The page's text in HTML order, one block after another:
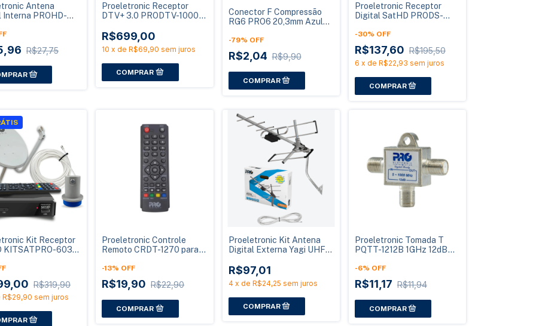
Antena
Interna PROHD-
R$27,75
Proeletronic Receptor
DTV+ 3.0 PRODTV-1000
MIMO
R$699,00
10 xdeR$69,90 sem juros
Conector F Compressão
RG6 PRO6 20,3mm Azul
-79% OFF
R$2,04 R$9,90
Proeletronic Receptor
Digital SatHD PRODS-
Banda KU
-30% OFF
R$137,60 R$195,50
6 x de R$22,93 sem juros
Kit Receptor
KITSATPRO-6037
R$319,90
R$29,90 sem juros
Proeletronic Controle
Remoto CRDT-1270 para
1270
-13% OFF
R$19,90 R$22,90
Proeletronic Kit Antena
Digital Externa Yagi UHF
Mastro e Cabo 10m
R$97,01
4 x de R$24,25 sem juros
Proeletronic Tomada T
PQTT-1212B 1GHz 12dB
-6% OFF
R$11,17 R$11,94